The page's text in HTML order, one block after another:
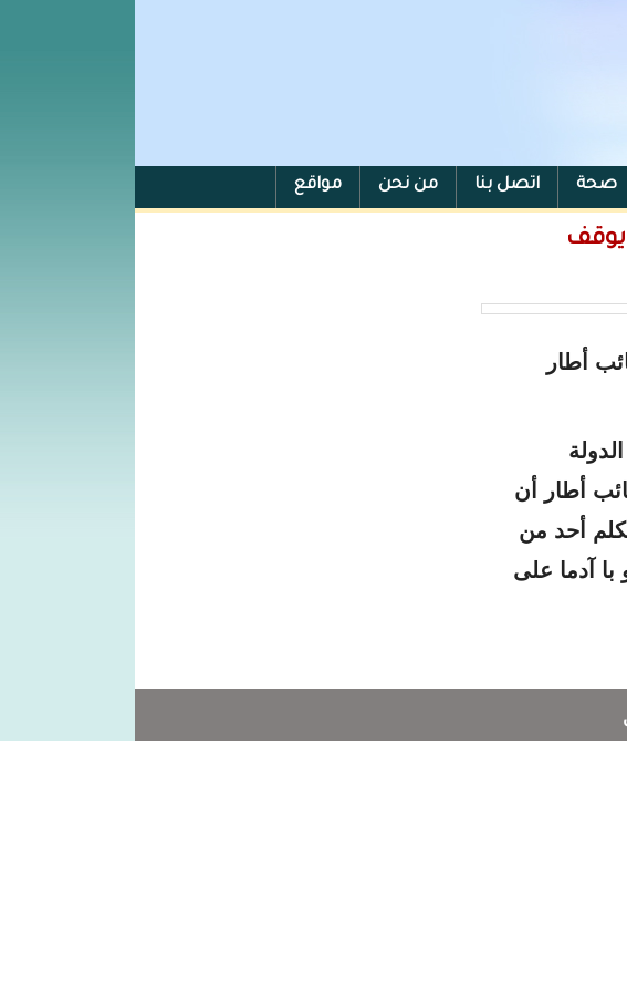
صحة اتصل بنا من نحن مواقع
يوقف
أطار
أطار أن
أحد من
آدما على